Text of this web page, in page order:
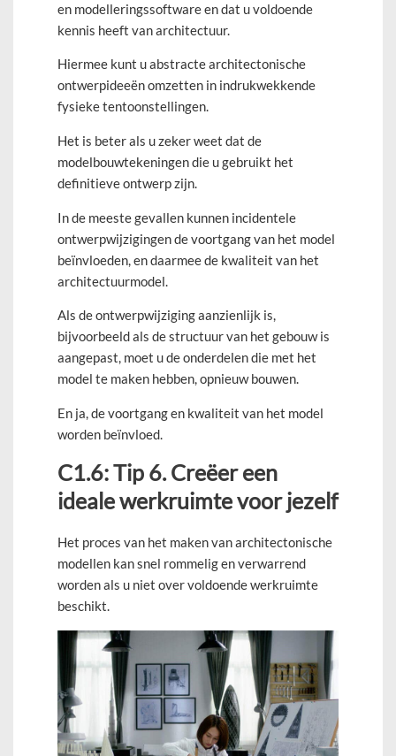
en modelleringssoftware en dat u voldoende
kennis heeft van architectuur.
Hiermee kunt u abstracte architectonische
ontwerpideeën omzetten in indrukwekkende
fysieke tentoonstellingen.
Het is beter als u zeker weet dat de
modelbouwtekeningen die u gebruikt het
definitieve ontwerp zijn.
In de meeste gevallen kunnen incidentele
ontwerpwijzigingen de voortgang van het model
beïnvloeden, en daarmee de kwaliteit van het
architectuurmodel.
Als de ontwerpwijziging aanzienlijk is,
bijvoorbeeld als de structuur van het gebouw is
aangepast, moet u de onderdelen die met het
model te maken hebben, opnieuw bouwen.
En ja, de voortgang en kwaliteit van het model
worden beïnvloed.
C1.6: Tip 6. Creëer een
ideale werkruimte voor jezelf
Het proces van het maken van architectonische
modellen kan snel rommelig en verwarrend
worden als u niet over voldoende werkruimte
beschikt.